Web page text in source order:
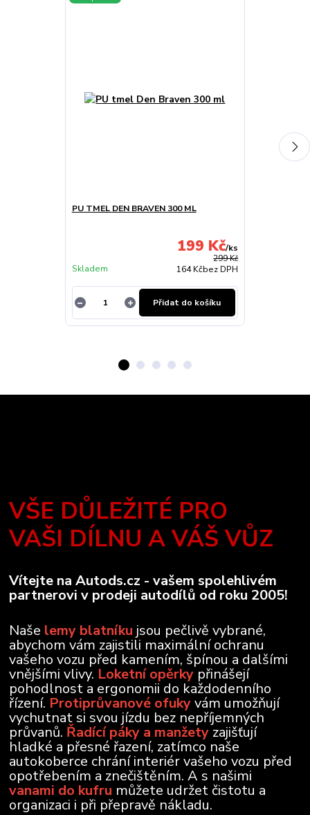
PU TMEL DEN BRAVEN 300 ML
299 Kč
199 Kč/ks
164 Kčbez DPH
Skladem
Přidat do košíku
VŠE DŮLEŽITÉ PRO
VAŠI DÍLNU A VÁŠ VŮZ
Vítejte na Autods.cz - vašem spolehlivém
partnerovi v prodeji autodílů od roku 2005!
Naše lemy blatníku jsou pečlivě vybrané,
abychom vám zajistili maximální ochranu
vašeho vozu před kamením, špínou a dalšími
vnějšími vlivy. Loketní opěrky přinášejí
pohodlnost a ergonomii do každodenního
řízení. Protiprůvanové ofukyvám umožňují
vychutnat si svou jízdu bez nepříjemných
průvanů. Řadící páky a manžety zajišťují
hladké a přesné řazení, zatímco naše
autokoberce chrání interiér vašeho vozu před
opotřebením a znečištěním. A s našimi
vanami do kufru můžete udržet čistotu a
organizaci i při přepravě nákladu.